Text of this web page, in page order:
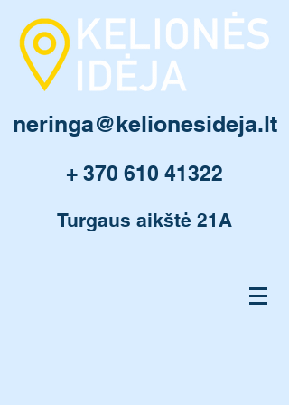
+ 370 610 41322
neringa@kelionesideja.lt
Turgaus aikštė 21A